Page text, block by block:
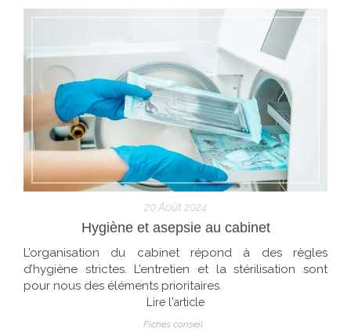
20 Août 2024
Hygiène et asepsie au cabinet
L’organisation du cabinet répond à des règles
d’hygiène strictes. L’entretien et la stérilisation sont
pour nous des éléments prioritaires.
Lire l'article
Fiches conseil